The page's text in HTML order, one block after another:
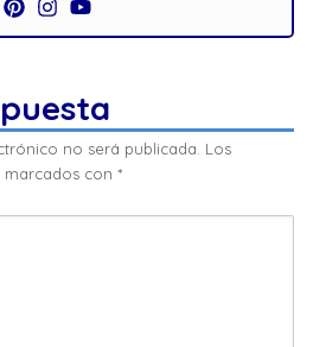
no será publicada. Los
con *